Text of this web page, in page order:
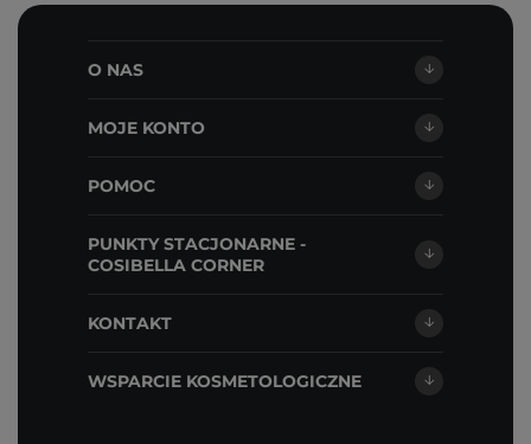
O NAS
MOJE KONTO
POMOC
PUNKTY STACJONARNE -
COSIBELLA CORNER
KONTAKT
WSPARCIE KOSMETOLOGICZNE